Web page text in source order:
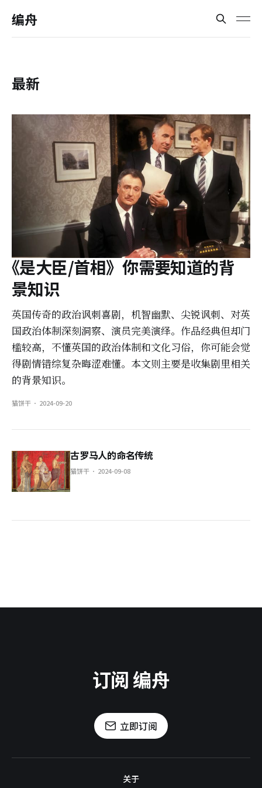
编舟
最新
《是大臣/首相》 你需要知道的背
景知识
英国传奇的政治讽刺喜剧，机智幽默、尖锐讽刺、对英
国政治体制深刻洞察、演员完美演绎。作品经典但却门
槛较高，不懂英国的政治体制和文化习俗，你可能会觉
得剧情错综复杂晦涩难懂。本文则主要是收集剧里相关
的背景知识。
猫饼干 2024-09-20
古罗马人的命名传统
猫饼干 2024-09-08
订阅 编舟
立即订阅
关于